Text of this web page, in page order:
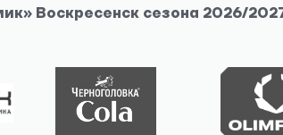
Воскресенск сезона 2026/